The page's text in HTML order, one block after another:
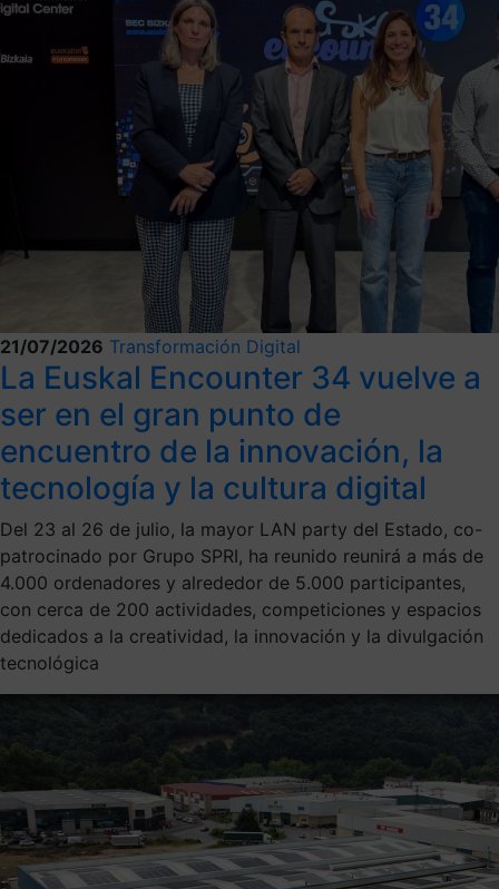
21/07/2026 Transformación Digital
La Euskal Encounter 34 vuelve a
ser en el gran punto de
encuentro de la innovación, la
tecnología y la cultura digital
Del 23 al 26 de julio, la mayor LAN party del Estado, co-
patrocinado por Grupo SPRI, ha reunido reunirá a más de
4.000 ordenadores y alrededor de 5.000 participantes,
con cerca de 200 actividades, competiciones y espacios
dedicados a la creatividad, la innovación y la divulgación
tecnológica